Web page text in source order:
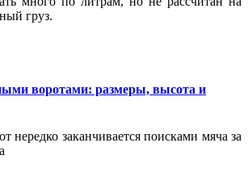
груз.
воротами: размеры, высота и
нередко заканчивается поисками мяча за